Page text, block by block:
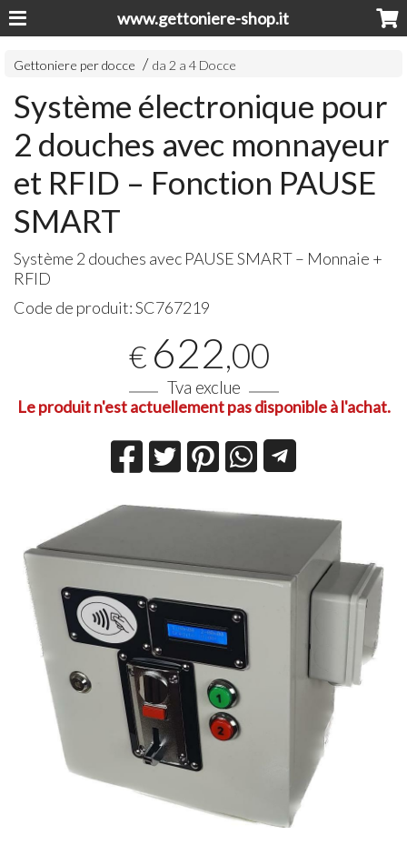
www.gettoniere-shop.it
Gettoniere per docce da 2 a 4 Docce
Système électronique pour
2 douches avec monnayeur
et RFID – Fonction PAUSE
SMART
Système 2 douches avec PAUSE SMART– Monnaie +
RFID
Code de produit:SC767219
€ 622,00
Tva exclue
Le produit n'est actuellement pas disponible à l'achat.